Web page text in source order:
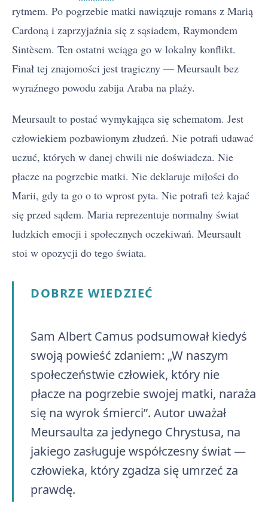
rytmem. Po pogrzebie matki nawiązuje romans z Marią
Cardoną i zaprzyjaźnia się z sąsiadem, Raymondem
Sintèsem. Ten ostatni wciąga go w lokalny konflikt.
Finał tej znajomości jest tragiczny — Meursault bez
wyraźnego powodu zabija Araba na plaży.
Meursault to postać wymykająca się schematom. Jest
człowiekiem pozbawionym złudzeń. Nie potrafi udawać
uczuć, których w danej chwili nie doświadcza. Nie
płacze na pogrzebie matki. Nie deklaruje miłości do
Marii, gdy ta go o to wprost pyta. Nie potrafi też kajać
się przed sądem. Maria reprezentuje normalny świat
ludzkich emocji i społecznych oczekiwań. Meursault
stoi w opozycji do tego świata.
DOBRZE WIEDZIEĆ
Sam Albert Camus podsumował kiedyś
swoją powieść zdaniem: „W naszym
społeczeństwie człowiek, który nie
płacze na pogrzebie swojej matki, naraża
się na wyrok śmierci”. Autor uważał
Meursaulta za jedynego Chrystusa, na
jakiego zasługuje współczesny świat —
człowieka, który zgadza się umrzeć za
prawdę.